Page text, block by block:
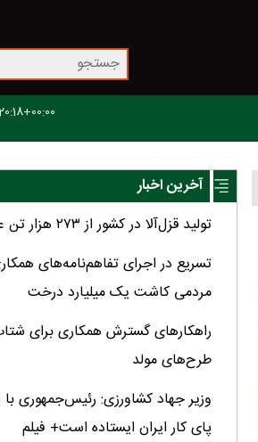
آخرین اخبار
تولید قزل‌آلا در کشور از ۲۷۳ هزار تن عبور کرد
تسریع در اجرای تفاهم‌نامه‌های
مردمی کاشت یک میلیارد درخت
راهکارهای گسترش همکاری برای
طرح‌های مولد
وزیر جهاد کشاورزی: رئیس‌جمهوری
پای کار ایران ایستاده است+ فیلم